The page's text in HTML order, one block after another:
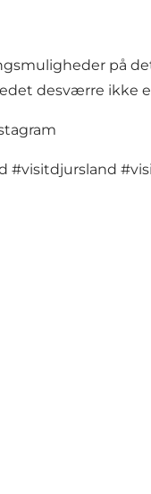
på
desværre ikke
#visitdjursland